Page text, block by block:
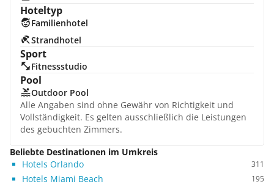
Hoteltyp
Familienhotel
Strandhotel
Sport
Fitnessstudio
Pool
Outdoor Pool
Alle Angaben sind ohne Gewähr von Richtigkeit und
Vollständigkeit. Es gelten ausschließlich die Leistungen
des gebuchten Zimmers.
Beliebte Destinationen im Umkreis
Hotels Orlando
311
Hotels Miami Beach 195